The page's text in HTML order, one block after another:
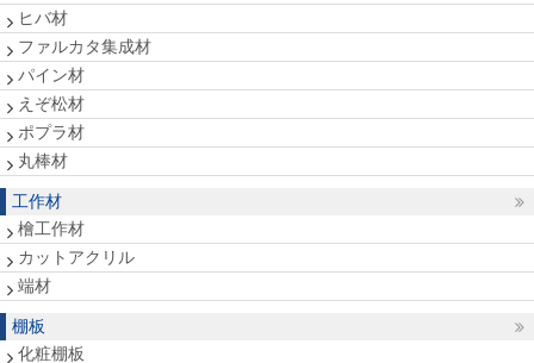
ヒバ材
ファルカタ集成材
パイン材
えぞ松材
ポプラ材
丸棒材
工作材
檜工作材
カットアクリル
端材
棚板
化粧棚板